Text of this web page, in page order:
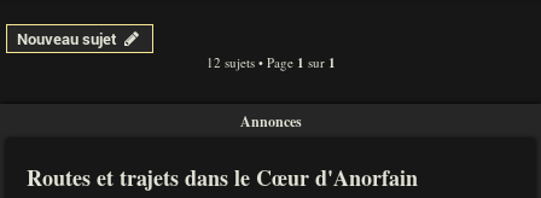
Nouveau sujet
12 sujets • Page 1 sur 1
Annonces
Routes et trajets dans le Cœur d'Anorfain